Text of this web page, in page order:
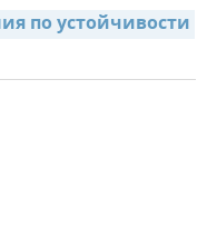
по устойчивости